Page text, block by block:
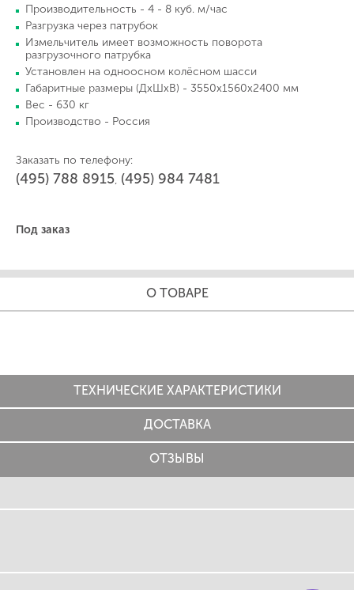
Производительность - 4 - 8 куб. м/час
Разгрузка через патрубок
Измельчитель имеет возможность поворота
разгрузочного патрубка
Установлен на одноосном колёсном шасси
Габаритные размеры (ДхШхВ) - 3550х1560х2400 мм
Вес - 630 кг
Производство - Россия
Заказать по телефону:
(495) 788 8915, (495) 984 7481
Под заказ
О ТОВАРЕ
ТЕХНИЧЕСКИЕ ХАРАКТЕРИСТИКИ
ДОСТАВКА
ОТЗЫВЫ